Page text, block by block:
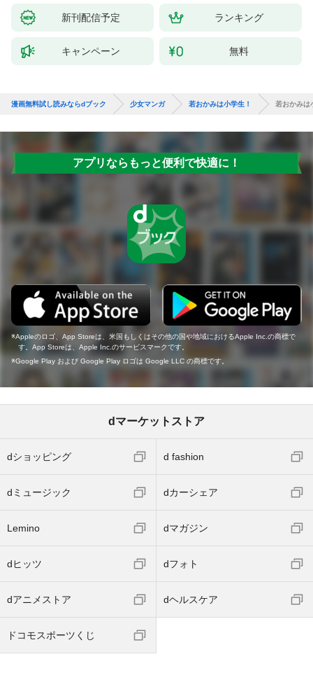
新刊配信予定 ランキング
キャンペーン 無料
漫画無料試し読みならdブック 少女マンガ 若おかみは小学生！ 若おかみは
アプリならもっと便利で快適に！
Appleのロゴ、App Storeは、米国もしくはその他の国や地域におけるApple Inc.の商標で
す。App Storeは、Apple Inc.のサービスマークです。
Google Play および Google Play ロゴは Google LLC の商標です。
dマーケットストア
dショッピング d fashion
dミュージック dカーシェア
Lemino dマガジン
dヒッツ dフォト
dアニメストア dヘルスケア
ドコモスポーツくじ